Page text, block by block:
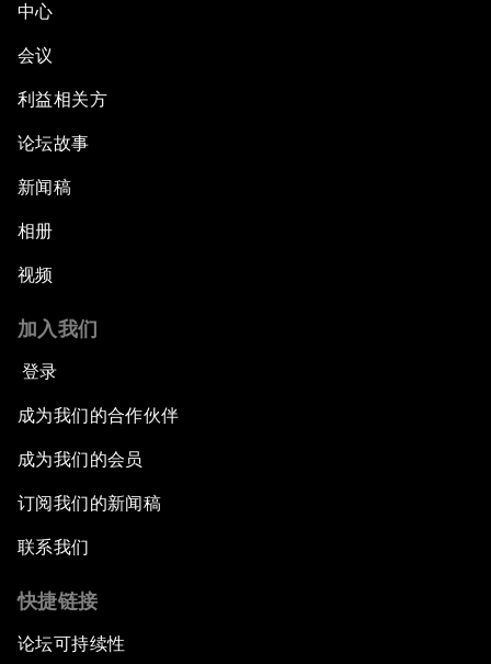
中心
会议
利益相关方
论坛故事
新闻稿
相册
视频
加入我们
登录
成为我们的合作伙伴
成为我们的会员
订阅我们的新闻稿
联系我们
快捷链接
论坛可持续性